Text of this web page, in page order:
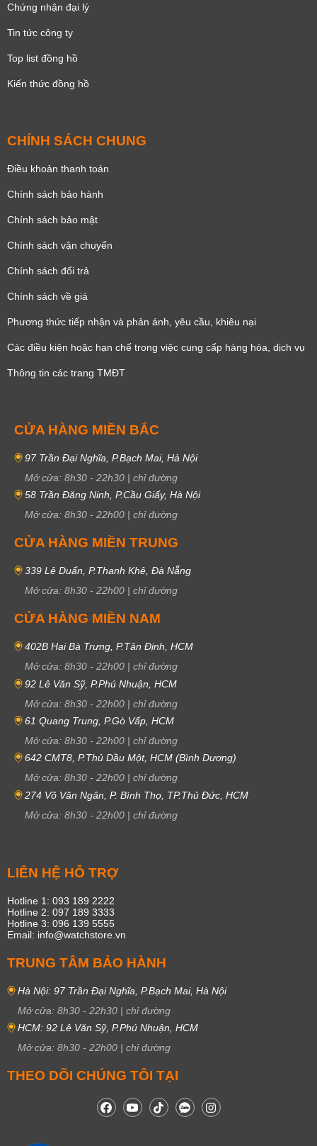
Chứng nhận đại lý
Tin tức công ty
Top list đồng hồ
Kiến thức đồng hồ
CHÍNH SÁCH CHUNG
Điều khoản thanh toán
Chính sách bảo hành
Chính sách bảo mật
Chính sách vận chuyển
Chính sách đổi trả
Chính sách về giá
Phương thức tiếp nhận và phản ánh, yêu cầu, khiêu nại
Các điều kiện hoặc hạn chế trong việc cung cấp hàng hóa, dịch vụ
Thông tin các trang TMĐT
CỬA HÀNG MIỀN BẮC
97 Trần Đại Nghĩa, P.Bạch Mai, Hà Nội
Mở cửa: 8h30 - 22h30 | chỉ đường
58 Trần Đăng Ninh, P.Cầu Giấy, Hà Nội
Mở cửa: 8h30 - 22h00 | chỉ đường
CỬA HÀNG MIỀN TRUNG
339 Lê Duẩn, P.Thanh Khê, Đà Nẵng
Mở cửa: 8h30 - 22h00 | chỉ đường
CỬA HÀNG MIỀN NAM
402B Hai Bà Trưng, P.Tân Định, HCM
Mở cửa: 8h30 - 22h00 | chỉ đường
92 Lê Văn Sỹ, P.Phú Nhuận, HCM
Mở cửa: 8h30 - 22h00 | chỉ đường
61 Quang Trung, P.Gò Vấp, HCM
Mở cửa: 8h30 - 22h00 | chỉ đường
642 CMT8, P.Thủ Dầu Một, HCM (Bình Dương)
Mở cửa: 8h30 - 22h00 | chỉ đường
274 Võ Văn Ngân, P. Bình Thọ, TP.Thủ Đức, HCM
Mở cửa: 8h30 - 22h00 | chỉ đường
LIÊN HỆ HỖ TRỢ
Hotline 1: 093 189 2222
Hotline 2: 097 189 3333
Hotline 3: 096 139 5555
Email: info@watchstore.vn
TRUNG TÂM BẢO HÀNH
Hà Nội: 97 Trần Đại Nghĩa, P.Bạch Mai, Hà Nội
Mở cửa: 8h30 - 22h30 | chỉ đường
HCM: 92 Lê Văn Sỹ, P.Phú Nhuận, HCM
Mở cửa: 8h30 - 22h00 | chỉ đường
THEO DÕI CHÚNG TÔI TẠI